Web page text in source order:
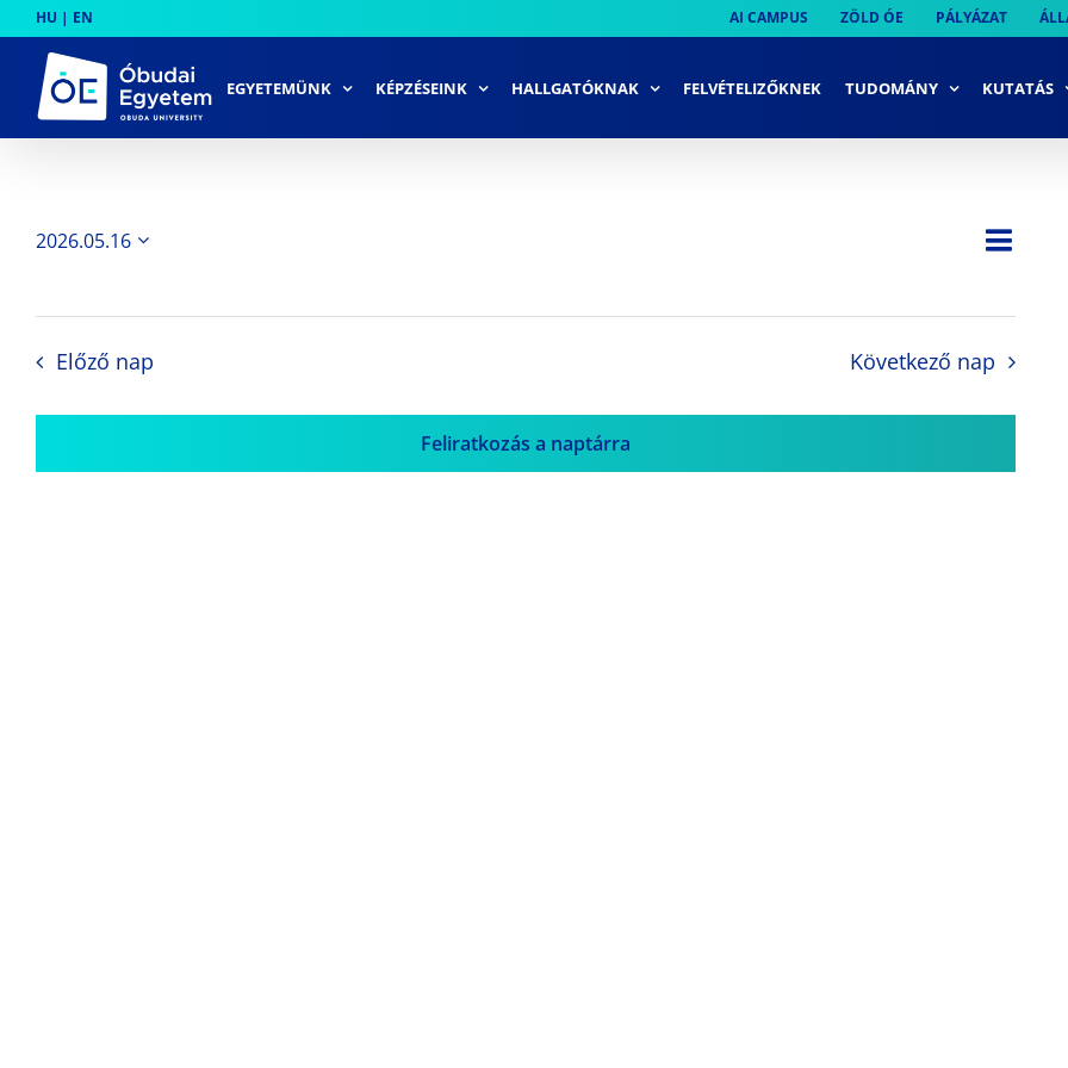
to
content
HU | EN AI CAMPUS ZÖLD ÓE PÁLYÁZAT
EGYETEMÜNK KÉPZÉSEINK HALLGATÓKNAK FELVÉTELIZŐKNEK TUDOMÁNY KUTATÁS
Nap
2026.05.16
Előző nap Következő nap
Feliratkozás a naptárra